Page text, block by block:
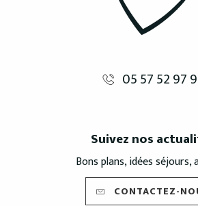
05 57 52 97
Suivez nos
Bons plans, idées séjours,
CONTACTEZ-